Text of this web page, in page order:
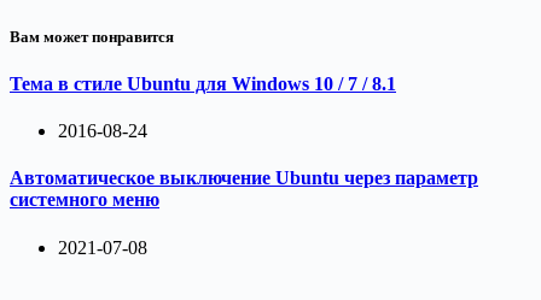
Вам может понравится
Тема в стиле Ubuntu для Windows 10 / 7 / 8.1
2016-08-24
Автоматическое выключение Ubuntu через параметр
системного меню
2021-07-08